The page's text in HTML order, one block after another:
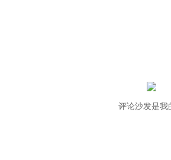
评论沙发是我